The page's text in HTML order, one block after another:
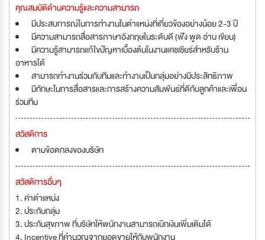
คุณสมบัติด้านความรู้และความสามารถ
มีประสบการณ์ในการทำงานในตำแหน่งที่เกี่ยวข้องอย่างน้อย 2-3 ปี
มีความสามารถสื่อสารภาษาอังกฤษในระดับดี (ฟัง พูด อ่าน เขียน)
มีความรู้สามารถแก้ไขปัญหาเบื้องต้นในงานแคชเชียร์สำหรับร้าน
อาหารได้
สามารถทำงานร่วมกับทีมและทำงานเป็นกลุ่มอย่างมีประสิทธิภาพ
มีทักษะในการสื่อสารและการสร้างความสัมพันธ์ที่ดีกับลูกค้าและเพื่อน
ร่วมทีม
สวัสดิการ
ตามข้อตกลงของบริษัท
สวัสดิการอื่นๆ
1. ค่าตำแหน่ง
2. ประกันกลุ่ม
3. ประกันสุขภาพ ที่บริษัทให้พนักงานสามารถเบิกเงินเพิ่มเติมได้
4. Incentive ที่คำนวณจากยอดขายให้กับพนักงาน